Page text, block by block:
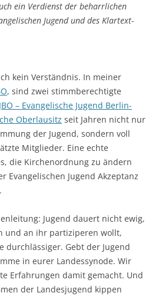
ein Verdienst der beharrlichen
Jugend und des Klartext-
kein Verständnis. In meiner
, sind zwei stimmberechtigte
– Evangelische Jugend Berlin-
Oberlausitz seit Jahren nicht nur
der Jugend, sondern voll
Mitglieder. Eine echte
die Kirchenordnung zu ändern
Evangelischen Jugend Akzeptanz
Jugend dauert nicht ewig,
und an ihr partiziperen wollt,
durchlässiger. Gebt der Jugend
in eurer Landessynode. Wir
Erfahrungen damit gemacht. Und
der Landesjugend kippen